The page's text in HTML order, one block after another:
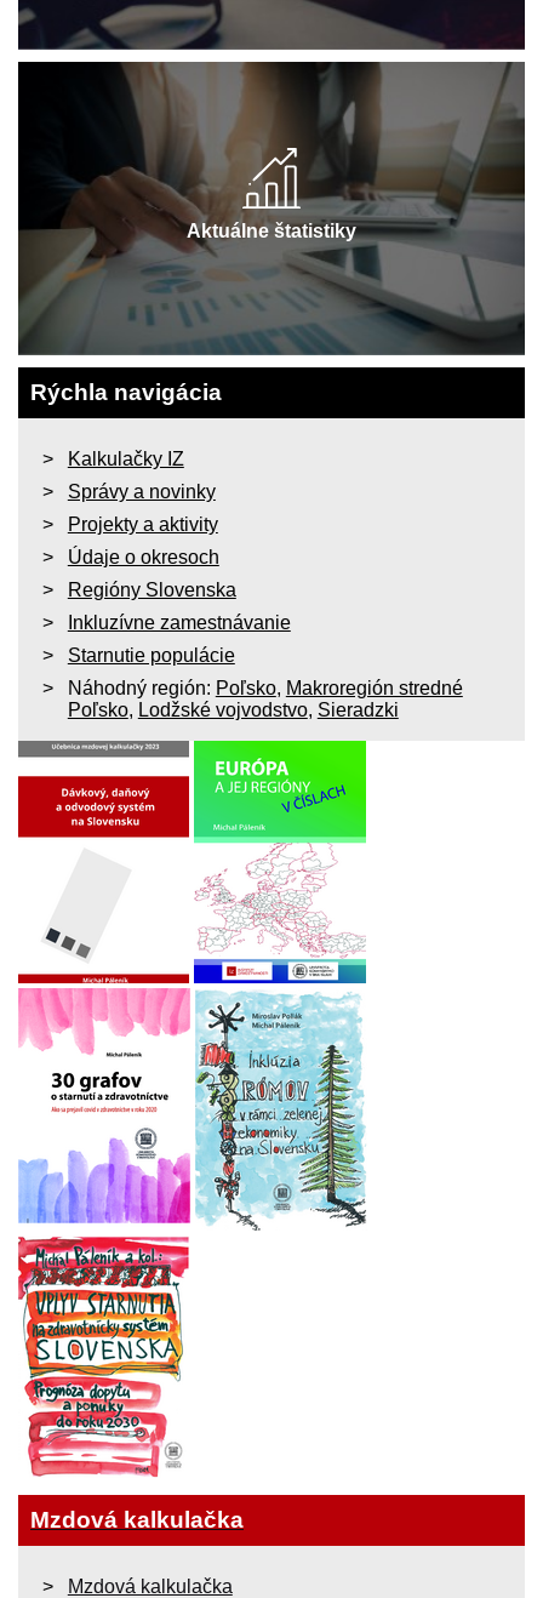
Aktuálne štatistiky
Rýchla navigácia
Kalkulačky IZ
Správy a novinky
Projekty a aktivity
Údaje o okresoch
Regióny Slovenska
Inkluzívne zamestnávanie
Starnutie populácie
Náhodný región: Poľsko, Makroregión stredné
Poľsko, Lodžské vojvodstvo, Sieradzki
Mzdová kalkulačka
Mzdová kalkulačka